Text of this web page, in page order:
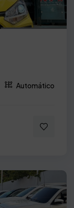
Automático